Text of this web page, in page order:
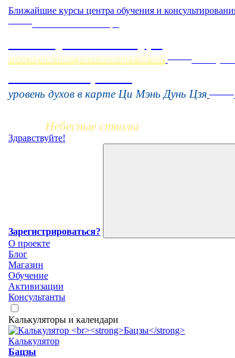
Ближайшие курсы центра обучения и
пространство, работающее на вас
уровень духов в карте Ци Мэнь Дунь Цзя
Небесные стволы
Здравствуйте!
Зарегистрироваться?
О проекте
Блог
Магазин
Обучение
Активизации
Консультанты
Калькуляторы и календари
Калькулятор
Бацзы